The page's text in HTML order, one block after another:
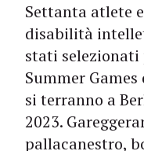
Settanta atlete
disabilità
stati selezionati
Summer
si terranno a
2023.
pallacanestro,